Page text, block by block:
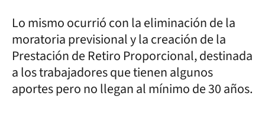
Lo mismo ocurrió con la eliminación de la
moratoria previsional y la creación de la
Prestación de Retiro Proporcional, destinada
a los trabajadores que tienen algunos
aportes pero no llegan al mínimo de 30 años.